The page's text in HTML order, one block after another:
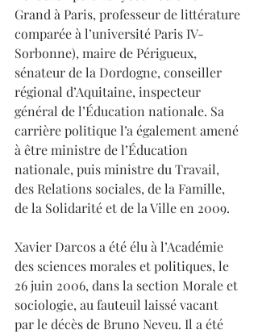
Grand à Paris, professeur de littérature
comparée à l’université Paris IV-
Sorbonne), maire de Périgueux,
sénateur de la Dordogne, conseiller
régional d’Aquitaine, inspecteur
général de l’Éducation nationale. Sa
carrière politique l’a également amené
à être ministre de l’Éducation
nationale, puis ministre du Travail,
des Relations sociales, de la Famille,
de la Solidarité et de la Ville en 2009.⁣
Xavier Darcos a été élu à l’Académie
des sciences morales et politiques, le
26 juin 2006, dans la section Morale et
sociologie, au fauteuil laissé vacant
par le décès de Bruno Neveu. Il a été